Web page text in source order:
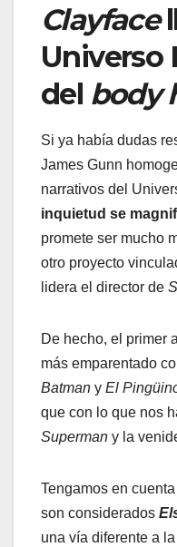
Clayface
Universo
del body
Si ya había dudas
James Gunn
narrativos del
inquietud se
promete ser mucho
otro proyecto
lidera el director de
De hecho, el primer
más emparentado
Batman y El
que con lo que nos
Superman y la
Tengamos en
son considerados
una vía diferente a